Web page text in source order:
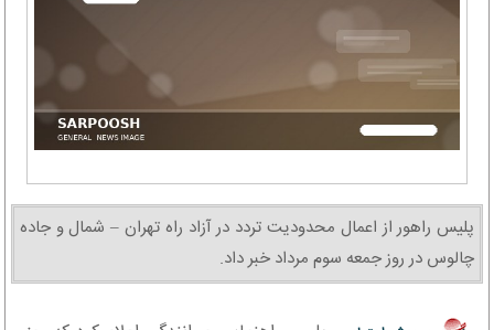
پلیس راهور از اعمال محدودیت تردد در آزاد راه تهران – شمال و جاده
چالوس در روز جمعه سوم مرداد خبر داد.